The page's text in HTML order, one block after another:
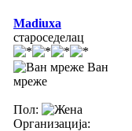
Madiuxa
староседелац
Ван
мреже
Пол:
Организација: